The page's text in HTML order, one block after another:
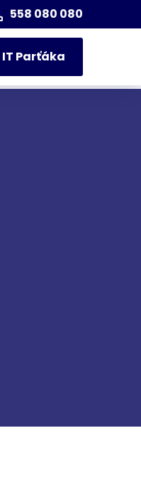
558 080 080
Parťáka